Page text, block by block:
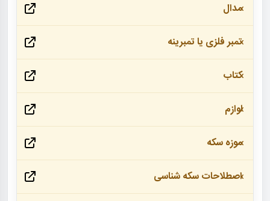
مدال
تمبر فلزی یا تمبرینه
کتاب
لوازم
موزه سکه
اصطلاحات سکه شناسی